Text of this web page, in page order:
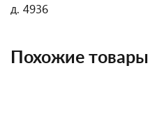
д. 4936
Похожие товары